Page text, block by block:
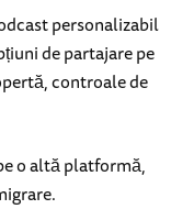
personalizabil
de partajare pe
controale de
o altă platformă,